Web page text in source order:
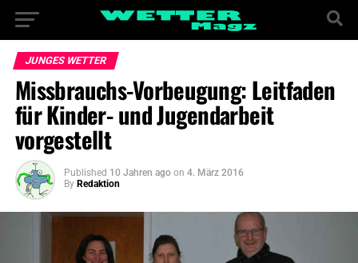
JUNGES WETTER
Missbrauchs-Vorbeugung: Leitfaden
für Kinder- und Jugendarbeit
vorgestellt
Published 10 Jahren ago on 4. März 2016
By Redaktion